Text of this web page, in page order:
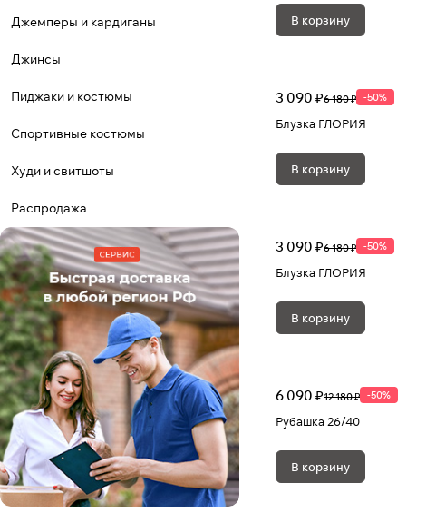
В корзину
3 090 ₽6 180 ₽ -50%
Блузка ГЛОРИЯ
В корзину
3 090 ₽6 180 ₽ -50%
Блузка ГЛОРИЯ
В корзину
6 090 ₽12 180 ₽ -50%
Рубашка 26/40
В корзину
Джемперы и кардиганы
Джинсы
Пиджаки и костюмы
Спортивные костюмы
Худи и свитшоты
Распродажа